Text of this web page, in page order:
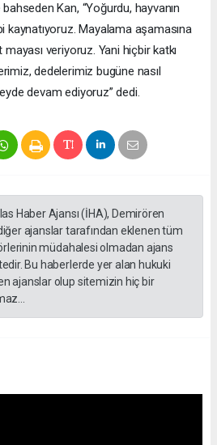
Kan, “Yoğurdu, hayvanın
kaynatıyoruz. Mayalama aşamasına
veriyoruz. Yani hiçbir katkı
dedelerimiz bugüne nasıl
devam ediyoruz” dedi.
Haber Ajansı (İHA), Demirören
ajanslar tarafından eklenen tüm
müdahalesi olmadan ajans
Bu haberlerde yer alan hukuki
ajanslar olup sitemizin hiç bir